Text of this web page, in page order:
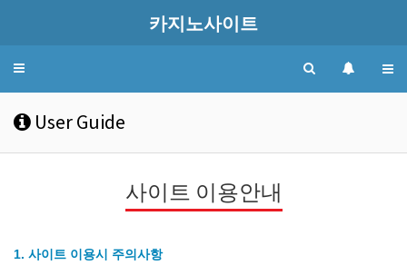
카지노사이트
Toggle
User Guide
사이트 이용안내
1. 사이트 이용시 주의사항